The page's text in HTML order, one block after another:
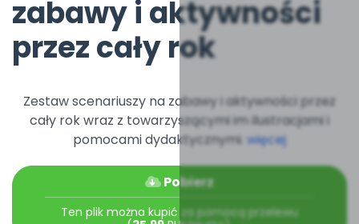
zabawy i aktywności
przez cały rok
Zestaw scenariuszy na zabawy i aktywności przez
cały rok wraz z towarzyszącymi im ilustracjami i
pomocami dydaktycznymi. więcej
Pobierz
Ten plik można kupić za pomocą przelewu